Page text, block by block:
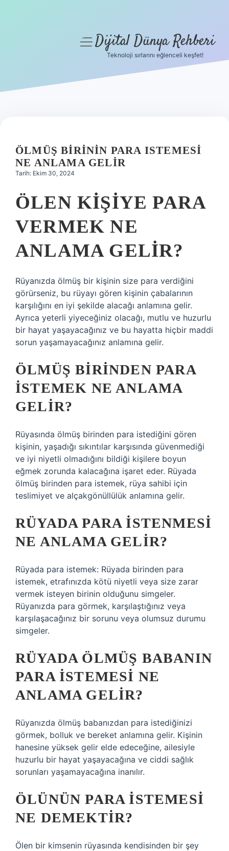
Hakkımızda
menüyüDijital Dünya Rehberi
Teknoloji sırlarını eğlenceli keşfet!
ÖLMÜŞ BIRININ PARA ISTEMESI
NE ANLAMA GELIR
Tarih: Ekim 30, 2024
ÖLEN KIŞIYE PARA
VERMEK NE
ANLAMA GELIR?
Rüyanızda ölmüş bir kişinin size para verdiğini
görürseniz, bu rüyayı gören kişinin çabalarının
karşılığını en iyi şekilde alacağı anlamına gelir.
Ayrıca yeterli yiyeceğiniz olacağı, mutlu ve huzurlu
bir hayat yaşayacağınız ve bu hayatta hiçbir maddi
sorun yaşamayacağınız anlamına gelir.
ÖLMÜŞ BIRINDEN PARA
ISTEMEK NE ANLAMA
GELIR?
Rüyasında ölmüş birinden para istediğini gören
kişinin, yaşadığı sıkıntılar karşısında güvenmediği
ve iyi niyetli olmadığını bildiği kişilere boyun
eğmek zorunda kalacağına işaret eder. Rüyada
ölmüş birinden para istemek, rüya sahibi için
teslimiyet ve alçakgönüllülük anlamına gelir.
RÜYADA PARA ISTENMESI
NE ANLAMA GELIR?
Rüyada para istemek: Rüyada birinden para
istemek, etrafınızda kötü niyetli veya size zarar
vermek isteyen birinin olduğunu simgeler.
Rüyanızda para görmek, karşılaştığınız veya
karşılaşacağınız bir sorunu veya olumsuz durumu
simgeler.
RÜYADA ÖLMÜŞ BABANIN
PARA ISTEMESI NE
ANLAMA GELIR?
Rüyanızda ölmüş babanızdan para istediğinizi
görmek, bolluk ve bereket anlamına gelir. Kişinin
hanesine yüksek gelir elde edeceğine, ailesiyle
huzurlu bir hayat yaşayacağına ve ciddi sağlık
sorunları yaşamayacağına inanılır.
ÖLÜNÜN PARA ISTEMESI
NE DEMEKTIR?
Ölen bir kimsenin rüyasında kendisinden bir şey